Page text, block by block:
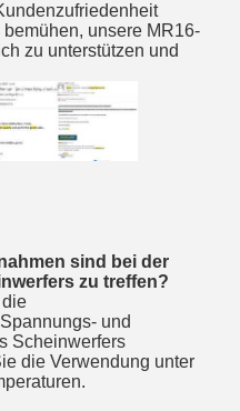
unsere MR16-
zu unterstützen und
sind bei der
zu treffen?
und
Scheinwerfers
die Verwendung unter